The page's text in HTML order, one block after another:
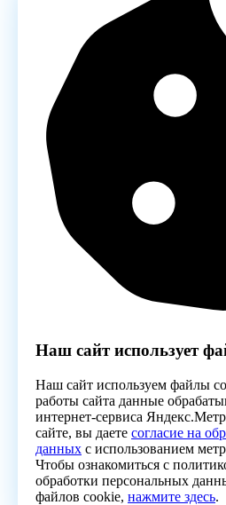
Наш сайт использует
Наш сайт используем файлы
работы сайта данные
интернет-сервиса
сайте, вы даете согласие на
данных с использованием
Чтобы ознакомиться с
обработки персональных
файлов cookie, нажмите здесь.